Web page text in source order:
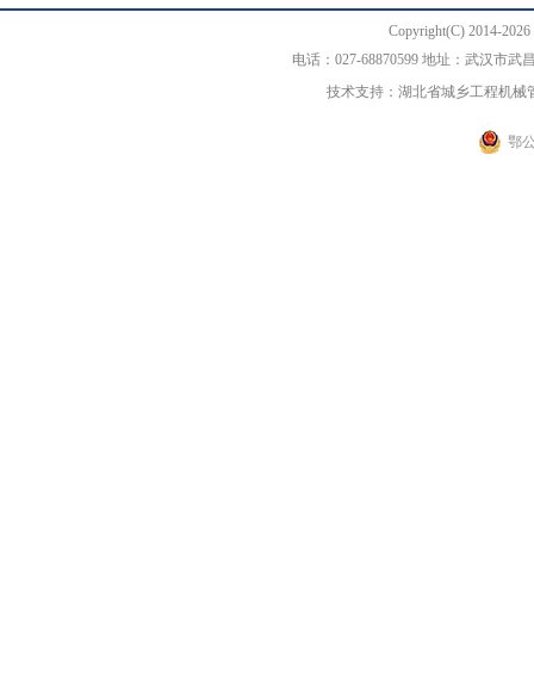
Copyright(C) 2014-
电话：027-68870599 地址：武汉市
技术支持：湖北省城乡工程机
鄂